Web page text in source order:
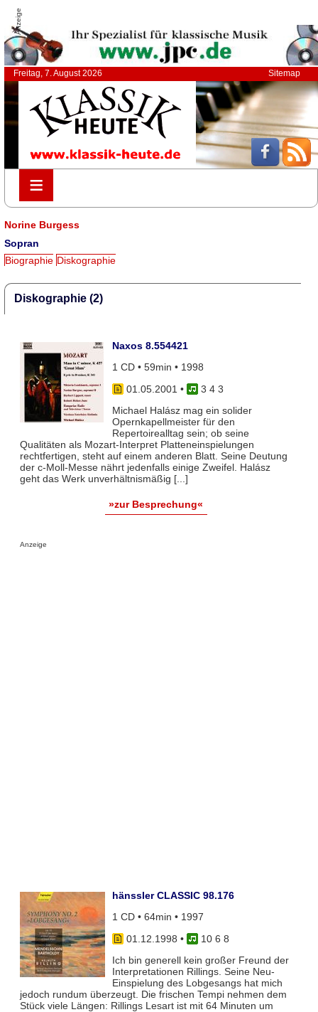
Anzeige
Freitag, 7. August 2026 Sitemap
≡
≡
Norine Burgess
Sopran
Biographie Diskographie
Diskographie (2)
Naxos 8.554421
1 CD • 59min • 1998
01.05.2001 •
3 4 3
Michael Halász mag ein solider
Opernkapellmeister für den
Repertoirealltag sein; ob seine
Qualitäten als Mozart-Interpret Platteneinspielungen
rechtfertigen, steht auf einem anderen Blatt. Seine Deutung
der c-Moll-Messe nährt jedenfalls einige Zweifel. Halász
geht das Werk unverhältnismäßig [...]
»zur Besprechung«
Anzeige
hänssler CLASSIC 98.176
1 CD • 64min • 1997
01.12.1998 •
10 6 8
Ich bin generell kein großer Freund der
Interpretationen Rillings. Seine Neu-
Einspielung des Lobgesangs hat mich
jedoch rundum überzeugt. Die frischen Tempi nehmen dem
Stück viele Längen: Rillings Lesart ist mit 64 Minuten um